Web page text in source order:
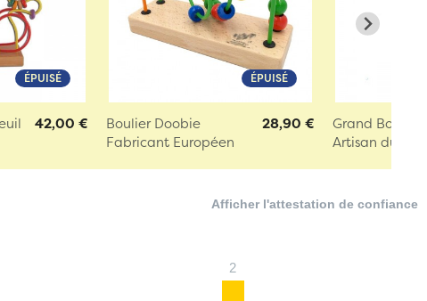
ÉPUISÉ
42,00 €
ÉPUISÉ
Boulier Doobie
Fabricant Européen
28,90 €
Grand Boulier
Artisan du
Afficher l'attestation de confiance
2